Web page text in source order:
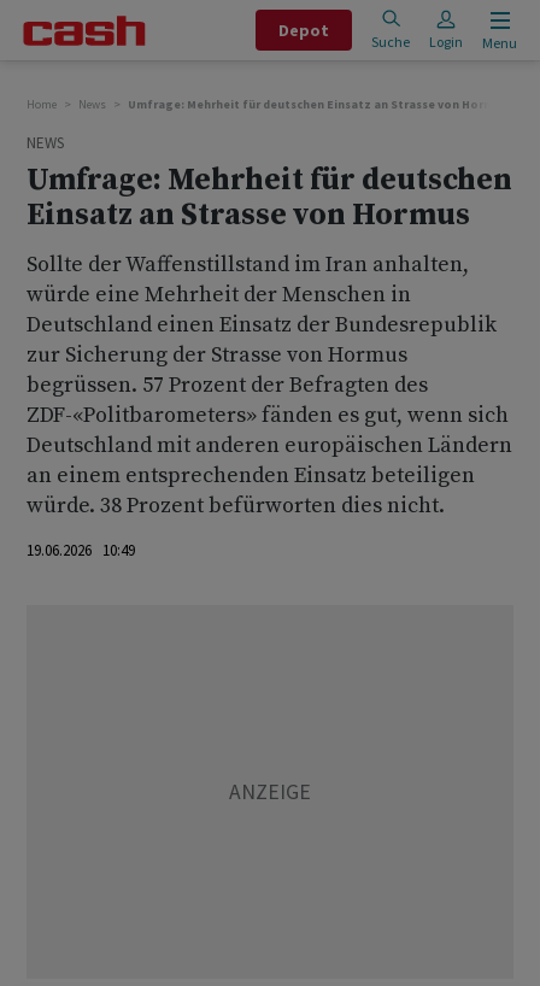
Depot
Suche Login Menu
Home News Umfrage: Mehrheit für deutschen Einsatz an Strasse von Hormus
NEWS
Umfrage: Mehrheit für deutschen
Einsatz an Strasse von Hormus
Sollte der Waffenstillstand im Iran anhalten,
würde eine Mehrheit der Menschen in
Deutschland einen Einsatz der Bundesrepublik
zur Sicherung der Strasse von Hormus
begrüssen. 57 Prozent der Befragten des
ZDF-«Politbarometers» fänden es gut, wenn sich
Deutschland mit anderen europäischen Ländern
an einem entsprechenden Einsatz beteiligen
würde. 38 Prozent befürworten dies nicht.
19.06.2026 10:49